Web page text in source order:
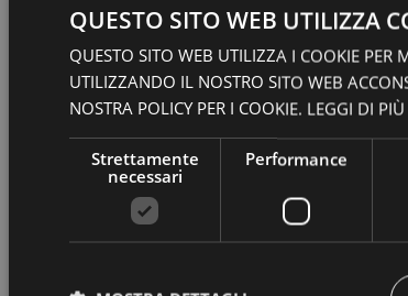
QUESTO SITO WEB UTILIZZA
QUESTO SITO WEB UTILIZZA I COOKIE PER
UTILIZZANDO IL NOSTRO SITO WEB
NOSTRA POLICY PER I COOKIE. LEGGI DI PIÙ
Strettamente
necessari
Performance